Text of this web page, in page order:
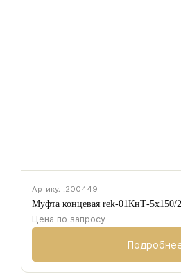
Артикул:200449
Муфта концевая rek-01КнТ-
Цена по запросу